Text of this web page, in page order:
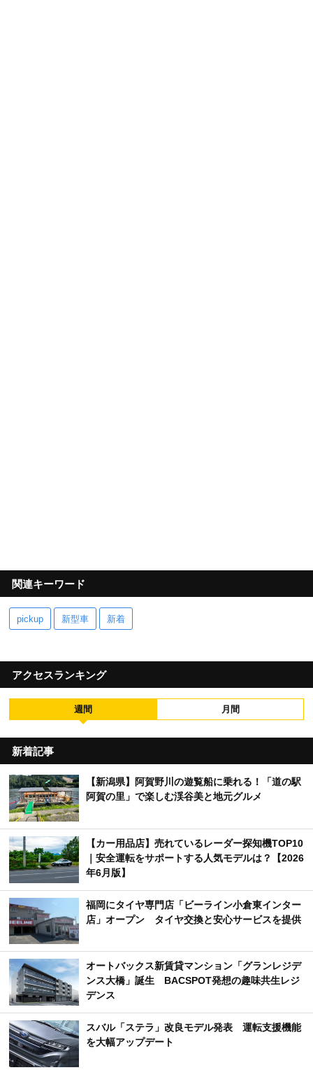
関連キーワード
pickup 新型車 新着
アクセスランキング
週間 月間
新着記事
【新潟県】阿賀野川の遊覧船に乗れる！「道の駅
阿賀の里」で楽しむ渓谷美と地元グルメ
【カー用品店】売れているレーダー探知機TOP10
｜安全運転をサポートする人気モデルは？【2026
年6月版】
福岡にタイヤ専門店「ビーライン小倉東インター
店」オープン タイヤ交換と安心サービスを提供
オートバックス新賃貸マンション「グランレジデ
ンス大橋」誕生 BACSPOT発想の趣味共生レジ
デンス
スバル「ステラ」改良モデル発表 運転支援機能
を大幅アップデート